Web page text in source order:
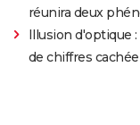
réunira deux
Illusion d'optique
de chiffres